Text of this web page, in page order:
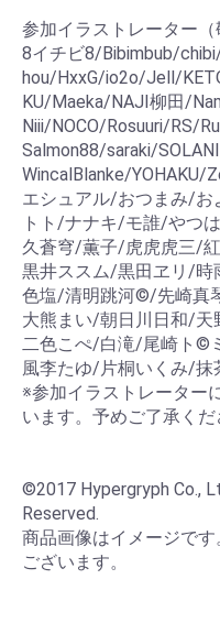
参加イラストレーター
8イチビ8/Bibimbub/
hou/HxxG/io2o/Jell/
KU/Maeka/NAJI柳田/
Niii/NOCO/Rosuuri/RS/
Salmon88/saraki/
WincalBlanke/YOHAKU/
エシュアル/おつまみ/お
トト/ナナキ/モ誰/やつ
久蒼穹/薫子/虎虎虎三/
黒井ススム/黒田ヱリ/時
色塩/清明跳河©/先崎真
大熊まい/朝日川日和/天
二色こぺ/白滝/尾崎ト©
風李たゆ/片桐いくみ/
※参加イラストレーター
います。予めご了承くだ
©2017 Hypergryph Co.,
Reserved.
商品画像はイメージで
ございます。